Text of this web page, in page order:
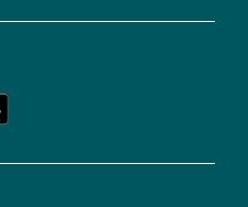
de
en
cualquier
Para